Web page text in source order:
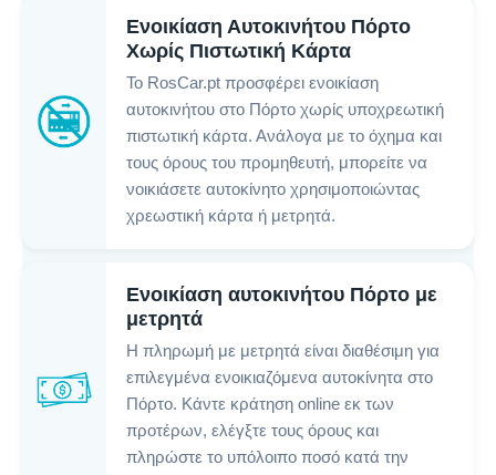
Ενοικίαση Αυτοκινήτου Πόρτο
Χωρίς Πιστωτική Κάρτα
Το RosCar.pt προσφέρει ενοικίαση
αυτοκινήτου στο Πόρτο χωρίς υποχρεωτική
πιστωτική κάρτα. Ανάλογα με το όχημα και
τους όρους του προμηθευτή, μπορείτε να
νοικιάσετε αυτοκίνητο χρησιμοποιώντας
χρεωστική κάρτα ή μετρητά.
Ενοικίαση αυτοκινήτου Πόρτο με
μετρητά
Η πληρωμή με μετρητά είναι διαθέσιμη για
επιλεγμένα ενοικιαζόμενα αυτοκίνητα στο
Πόρτο. Κάντε κράτηση online εκ των
προτέρων, ελέγξτε τους όρους και
πληρώστε το υπόλοιπο ποσό κατά την